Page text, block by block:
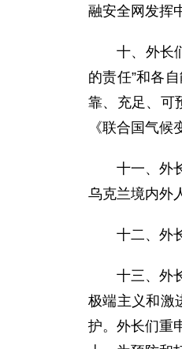
融安全网发挥
十、外长
的责任”和各
靠、充足、可
《联合国气
十一、外
乌克兰境内外
十二、外
十三、外
极端主义和激
护。外长们重